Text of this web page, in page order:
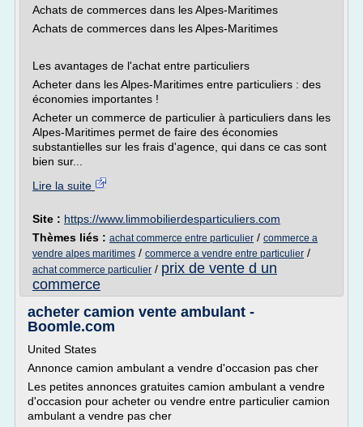
Achats de commerces dans les Alpes-Maritimes
Achats de commerces dans les Alpes-Maritimes
Les avantages de l'achat entre particuliers
Acheter dans les Alpes-Maritimes entre particuliers : des
économies importantes !
Acheter un commerce de particulier à particuliers dans les
Alpes-Maritimes permet de faire des économies
substantielles sur les frais d'agence, qui dans ce cas sont
bien sur...
Lire la suite
Site : https://www.limmobilierdesparticuliers.com
Thèmes liés : achat commerce entre particulier / commerce a
vendre alpes maritimes / commerce a vendre entre particulier /
achat commerce particulier / prix de vente d un
commerce
acheter camion vente ambulant -
Boomle.com
United States
Annonce camion ambulant a vendre d'occasion pas cher
Les petites annonces gratuites camion ambulant a vendre
d'occasion pour acheter ou vendre entre particulier camion
ambulant a vendre pas cher